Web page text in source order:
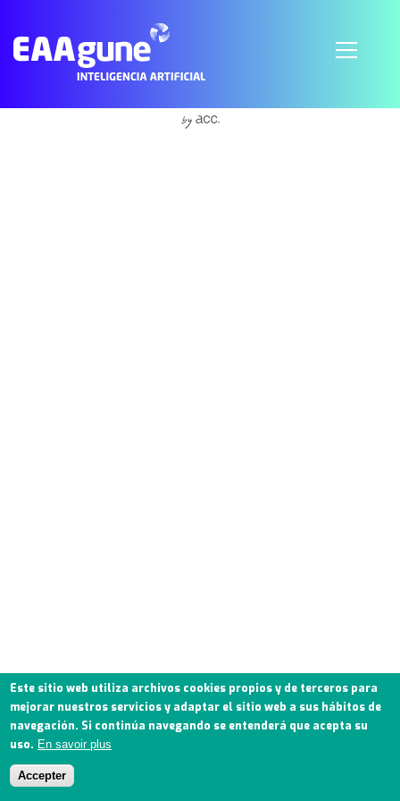
© 2021 EAAgune.Aviso legal Política de privacidad
Este sitio web utiliza archivos cookies propios y de terceros para
mejorar nuestros servicios y adaptar el sitio web a sus hábitos de
navegación. Si continúa navegando se entenderá que acepta su
uso. En savoir plus
Accepter